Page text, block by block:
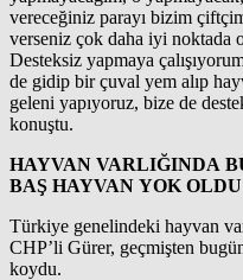
vereceğiniz parayı bizim
verseniz çok daha iyi noktada
Desteksiz yapmaya
de gidip bir çuval yem alıp
geleni yapıyoruz, bize de
konuştu.
HAYVAN VARLIĞINDA
BAŞ HAYVAN YOK OLDU
Türkiye genelindeki hayvan
CHP’li Gürer, geçmişten
koydu.